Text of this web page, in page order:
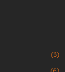
(3)